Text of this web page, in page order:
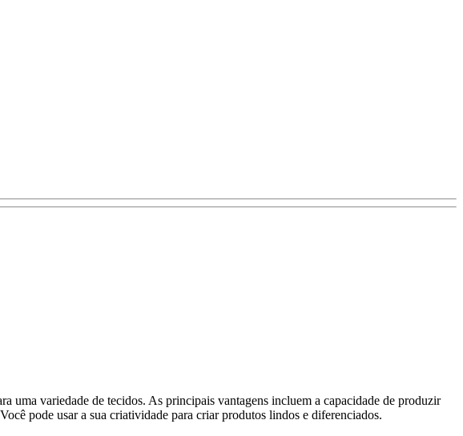
uma variedade de tecidos. As principais vantagens incluem a capacidade de produzir
pode usar a sua criatividade para criar produtos lindos e diferenciados.